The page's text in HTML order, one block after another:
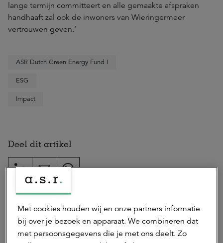
lange termijn committeert en alle gemaakte afspraken
handhaaft zal ook de inwoners van Wieringermeer
vertrouwen geven.’
ASR Dutch Green Energy Fund I
ESG
Impact
Deel dit artikel
Auteur(s)
Nienke Abid
Met cookies houden wij en onze partners informatie
bij over je bezoek en apparaat. We combineren dat
met persoonsgegevens die je met ons deelt. Zo